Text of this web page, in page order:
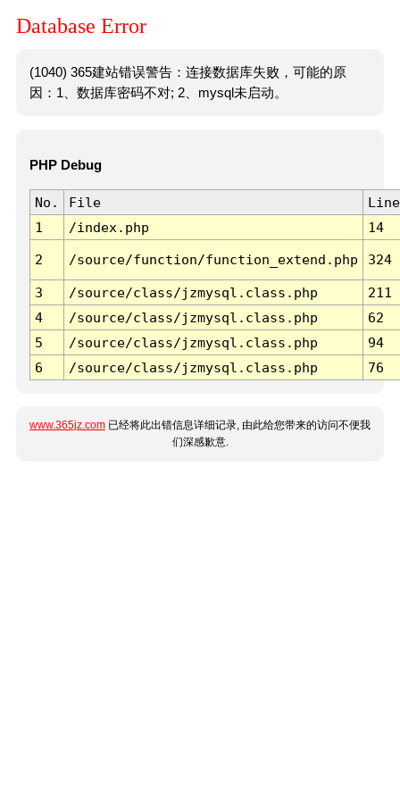
Database Error
(1040) 365建站错误警告：连接数据库失败，可能的原
因：1、数据库密码不对; 2、mysql未启动。
PHP Debug
No. File
Line
1
/index.php 14
2 /source/function/function_extend.php 324
3 /source/class/jzmysql.class.php
211
4
/source/class/jzmysql.class.php
62
5
/source/class/jzmysql.class.php
94
6
/source/class/jzmysql.class.php 76
www.365jz.com 已经将此出错信息详细记录, 由此给您带来的访问不便我
们深感歉意.